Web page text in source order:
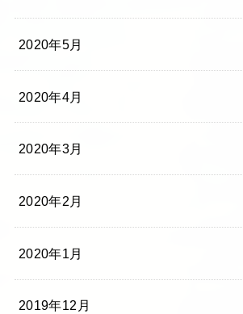
2020年5月
2020年4月
2020年3月
2020年2月
2020年1月
2019年12月